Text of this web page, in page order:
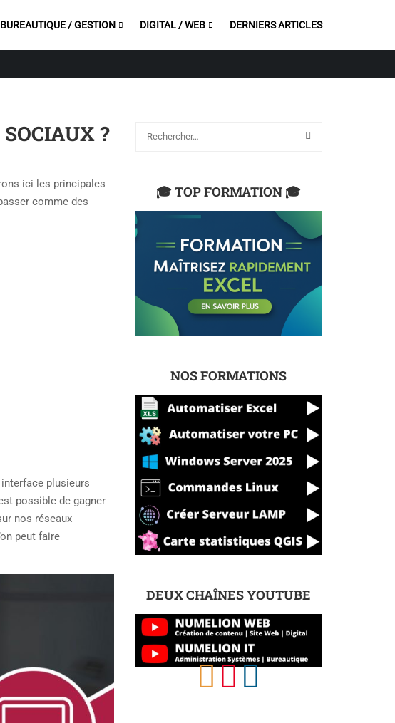
BUREAUTIQUE / GESTION DIGITAL / WEB DERNIERS ARTICLES
?
ici les principales
comme des
plusieurs
possible de gagner
nos réseaux
peut faire
🎓 TOP FORMATION 🎓
NOS FORMATIONS
DEUX CHAÎNES YOUTUBE